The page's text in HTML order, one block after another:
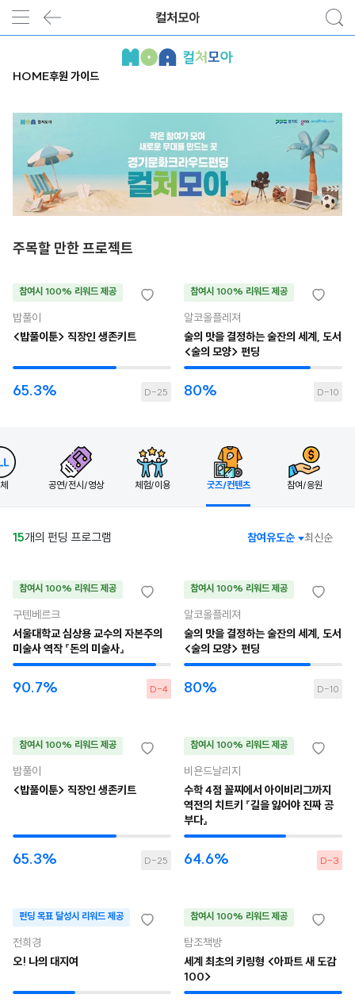
컬처모아
HOME후원 가이드
주목할 만한 프로젝트
참여시 100% 리워드 제공
밥풀이
<밥풀이툰> 직장인 생존키트
65.3% D-25
참여시 100% 리워드 제공
알코올플레져
술의 맛을 결정하는 술잔의 세계, 도서
<술의 모양> 펀딩
80% D-10
공연/전시/영상 체험/이용 굿즈/컨텐츠 참여/응원
15개의 펀딩 프로그램 참여유도순 최신순
참여시 100% 리워드 제공
구텐베르크
서울대학교 심상용 교수의 자본주의
미술사 역작 『돈의 미술사』
90.7% D-4
참여시 100% 리워드 제공
알코올플레져
술의 맛을 결정하는 술잔의 세계, 도서
<술의 모양> 펀딩
80% D-10
참여시 100% 리워드 제공
밥풀이
<밥풀이툰> 직장인 생존키트
65.3% D-25
참여시 100% 리워드 제공
비욘드날리지
수학 4점 꼴찌에서 아이비리그까지
역전의 치트키 『길을 잃어야 진짜 공
부다』
64.6% D-3
펀딩 목표 달성시 리워드 제공
전희경
오! 나의 대지여
참여시 100% 리워드 제공
탐조책방
세계 최초의 키링형 <아파트 새 도감
100>